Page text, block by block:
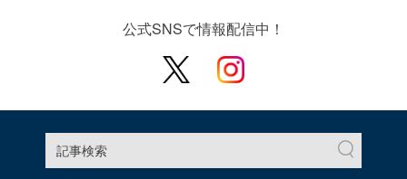
公式SNSで情報配信中！
記事検索